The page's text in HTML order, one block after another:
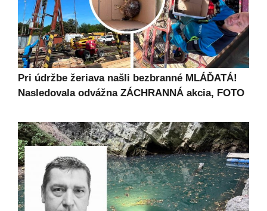
Pri údržbe žeriava našli bezbranné MLÁĎATÁ!
Nasledovala odvážna ZÁCHRANNÁ akcia, FOTO